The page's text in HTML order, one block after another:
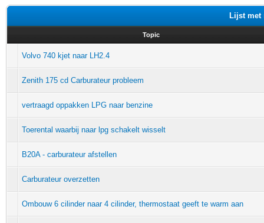
Lijst met
Topic
Volvo 740 kjet naar LH2.4
Zenith 175 cd Carburateur probleem
vertraagd oppakken LPG naar benzine
Toerental waarbij naar lpg schakelt wisselt
B20A - carburateur afstellen
Carburateur overzetten
Ombouw 6 cilinder naar 4 cilinder, thermostaat geeft te warm aan